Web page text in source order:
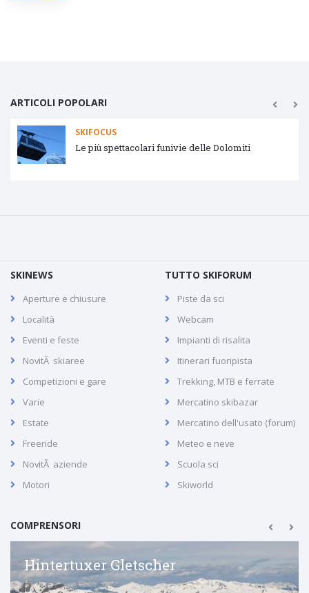
ARTICOLI POPOLARI
SKIFOCUS
Le più spettacolari funivie delle Dolomiti
SKINEWS
Aperture e chiusure
Località
Eventi e feste
NovitÃ skiaree
Competizioni e gare
Varie
Estate
Freeride
NovitÃ aziende
Motori
TUTTO SKIFORUM
Piste da sci
Webcam
Impianti di risalita
Itinerari fuoripista
Trekking, MTB e ferrate
Mercatino skibazar
Mercatino dell'usato (forum)
Meteo e neve
Scuola sci
Skiworld
COMPRENSORI
Hintertuxer Gletscher